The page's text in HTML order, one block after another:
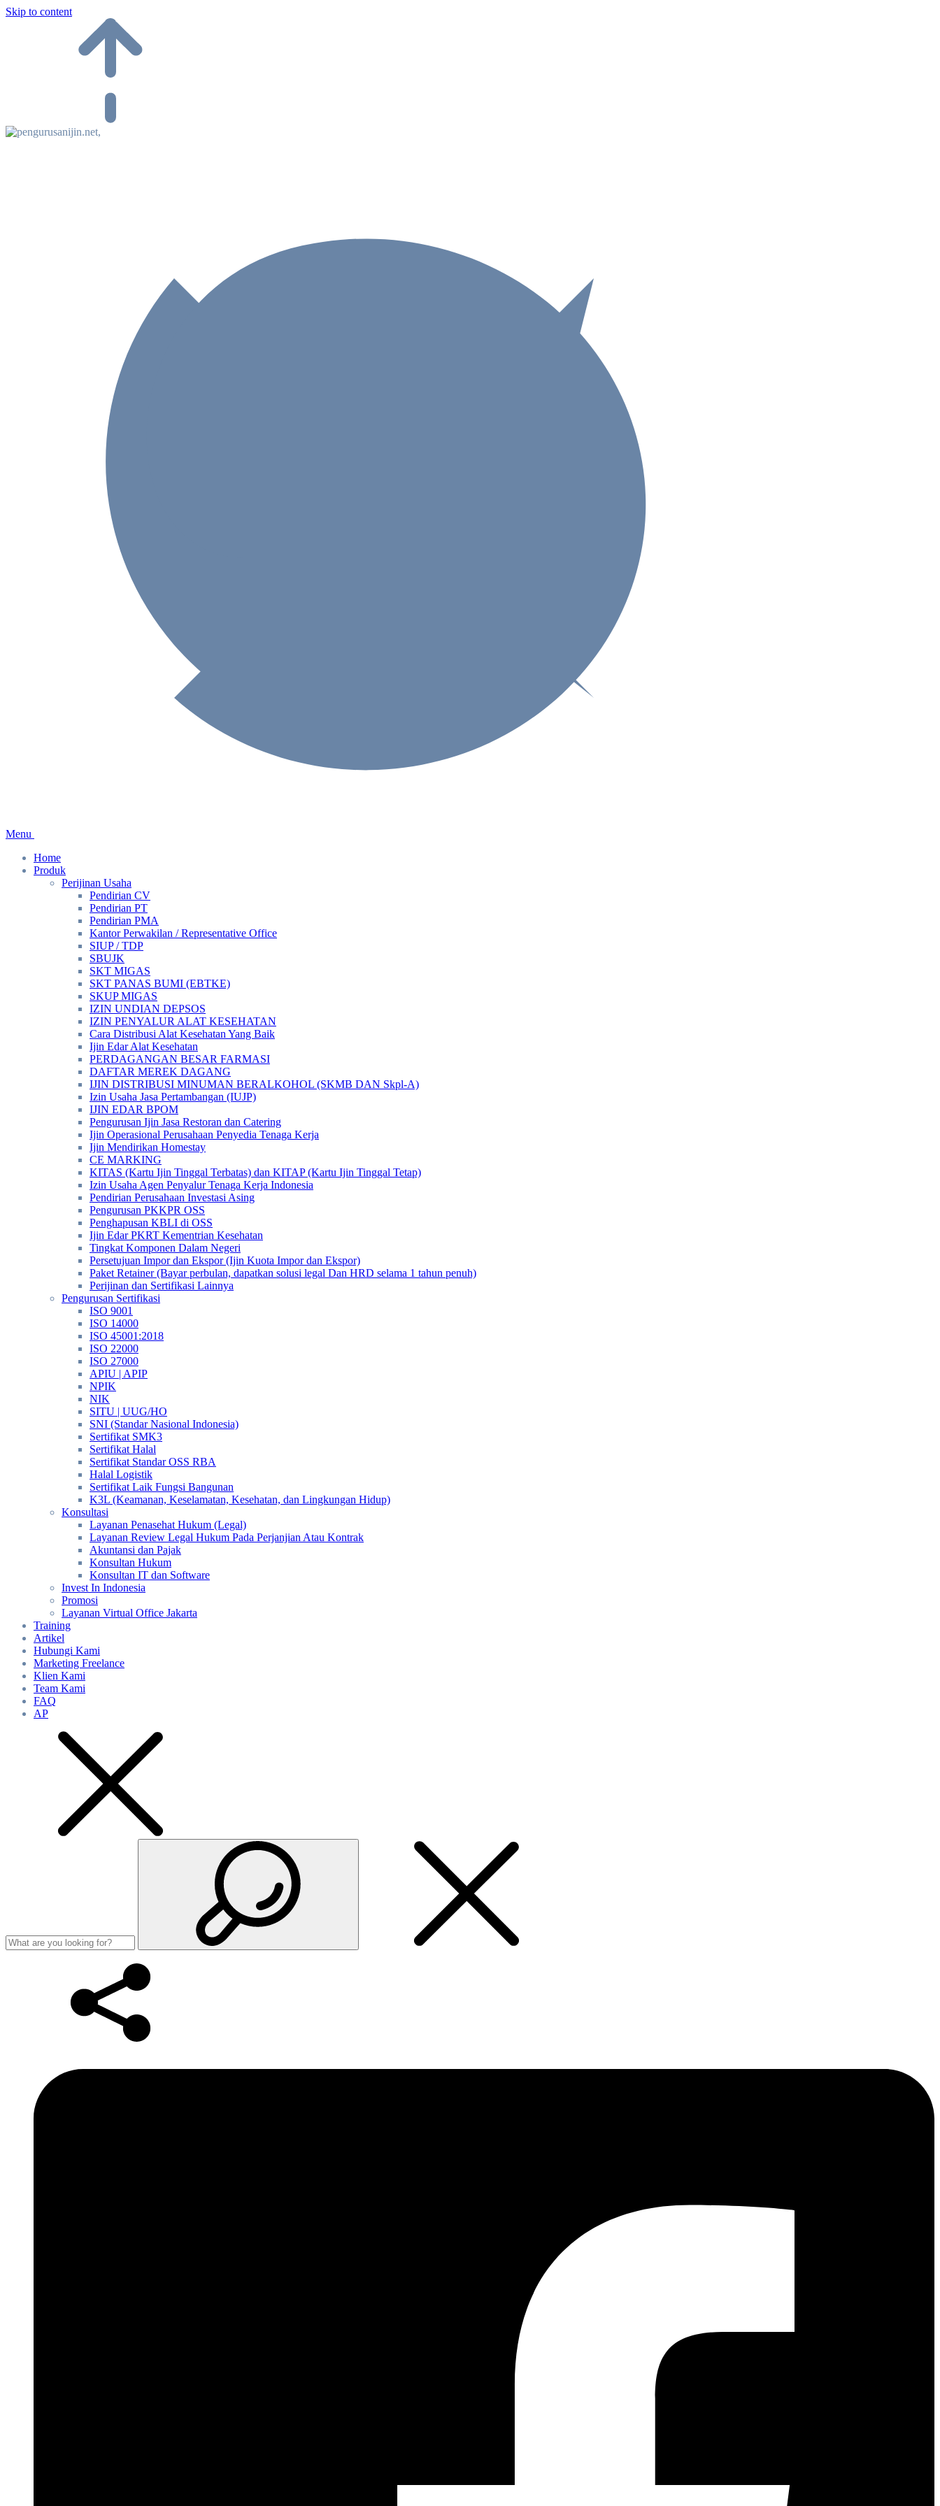
Skip to content
Menu
Home
Produk
Perijinan Usaha
Pendirian CV
Pendirian PT
Pendirian PMA
Kantor Perwakilan / Representative Office
SIUP / TDP
SBUJK
SKT MIGAS
SKT PANAS BUMI (EBTKE)
SKUP MIGAS
IZIN UNDIAN DEPSOS
IZIN PENYALUR ALAT KESEHATAN
Cara Distribusi Alat Kesehatan Yang Baik
Ijin Edar Alat Kesehatan
PERDAGANGAN BESAR FARMASI
DAFTAR MEREK DAGANG
IJIN DISTRIBUSI MINUMAN BERALKOHOL (SKMB DAN Skpl-A)
Izin Usaha Jasa Pertambangan (IUJP)
IJIN EDAR BPOM
Pengurusan Ijin Jasa Restoran dan Catering
Ijin Operasional Perusahaan Penyedia Tenaga Kerja
Ijin Mendirikan Homestay
CE MARKING
KITAS (Kartu Ijin Tinggal Terbatas) dan KITAP (Kartu Ijin Tinggal Tetap)
Izin Usaha Agen Penyalur Tenaga Kerja Indonesia
Pendirian Perusahaan Investasi Asing
Pengurusan PKKPR OSS
Penghapusan KBLI di OSS
Ijin Edar PKRT Kementrian Kesehatan
Tingkat Komponen Dalam Negeri
Persetujuan Impor dan Ekspor (Ijin Kuota Impor dan Ekspor)
Paket Retainer (Bayar perbulan, dapatkan solusi legal Dan HRD selama 1 tahun penuh)
Perijinan dan Sertifikasi Lainnya
Pengurusan Sertifikasi
ISO 9001
ISO 14000
ISO 45001:2018
ISO 22000
ISO 27000
APIU | APIP
NPIK
NIK
SITU | UUG/HO
SNI (Standar Nasional Indonesia)
Sertifikat SMK3
Sertifikat Halal
Sertifikat Standar OSS RBA
Halal Logistik
Sertifikat Laik Fungsi Bangunan
K3L (Keamanan, Keselamatan, Kesehatan, dan Lingkungan Hidup)
Konsultasi
Layanan Penasehat Hukum (Legal)
Layanan Review Legal Hukum Pada Perjanjian Atau Kontrak
Akuntansi dan Pajak
Konsultan Hukum
Konsultan IT dan Software
Invest In Indonesia
Promosi
Layanan Virtual Office Jakarta
Training
Artikel
Hubungi Kami
Marketing Freelance
Klien Kami
Team Kami
FAQ
AP